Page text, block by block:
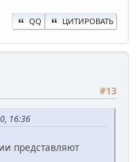
QQ ЦИТИРОВАТЬ
#13
16:36
представляют